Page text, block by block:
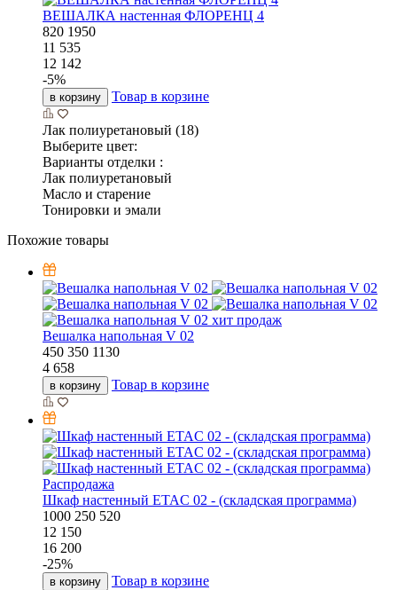
ВЕШАЛКА настенная ФЛОРЕНЦ 4
820 1950
11 535
12 142
-5%
в корзину Товар в корзине
Лак полиуретановый (18)
Выберите цвет:
Варианты отделки :
Лак полиуретановый
Масло и старение
Тонировки и эмали
Похожие товары
хит продаж
Вешалка напольная V 02
450 350 1130
4 658
в корзину Товар в корзине
Распродажа
Шкаф настенный ETAC 02 - (складская программа)
1000 250 520
12 150
16 200
-25%
в корзину Товар в корзине